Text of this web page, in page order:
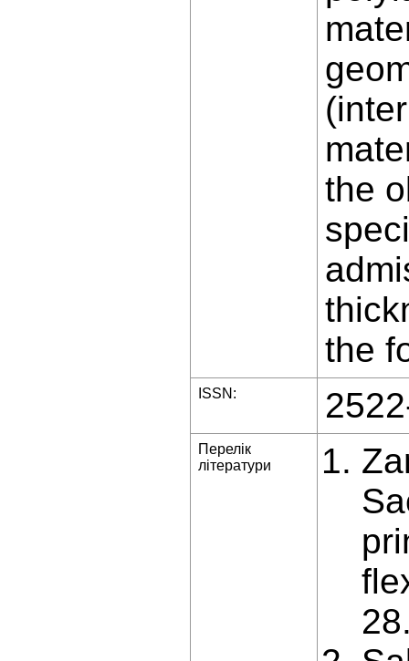
the
the
ISSN:
Перелік
літератури